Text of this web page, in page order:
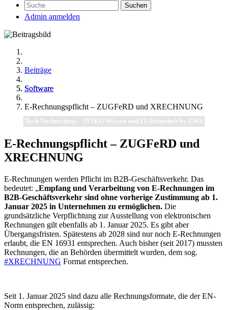
Suchen
Admin anmelden
Beiträge
Software
E-Rechnungspflicht – ZUGFeRD und XRECHNUNG
Tech-Nachrichten – SYSKO-Wissen und IT-Sicherheit by GWS
E-Rechnungspflicht – ZUGFeRD und
XRECHNUNG
E-Rechnungen werden Pflicht im B2B-Geschäftsverkehr. Das
bedeutet: „Empfang und Verarbeitung von E-Rechnungen im
B2B-Geschäftsverkehr sind ohne vorherige Zustimmung ab 1.
Januar 2025 in Unternehmen zu ermöglichen. Die
grundsätzliche Verpflichtung zur Ausstellung von elektronischen
Rechnungen gilt ebenfalls ab 1. Januar 2025. Es gibt aber
Übergangsfristen. Spätestens ab 2028 sind nur noch E-Rechnungen
erlaubt, die EN 16931 entsprechen. Auch bisher (seit 2017) mussten
Rechnungen, die an Behörden übermittelt wurden, dem sog.
#XRECHNUNG Format entsprechen.
Seit 1. Januar 2025 sind dazu alle Rechnungsformate, die der EN-
Norm entsprechen, zulässig: